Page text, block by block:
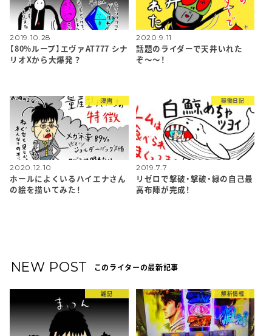
2019.10.28
【80%ループ】エヴァAT777 シナ
リオXから大爆発？
2020.9.11
話題のライダーで天井いれた
ぞ〜〜！
漫画
2020.12.10
ホールによくいるハイエナさん
の絵を描いてみた！
稼働日記
2019.7.7
リゼロで撃破・撃破・緑の自己最
高布陣が完成！
NEW POST このライターの最新記事
雑記 解析情報